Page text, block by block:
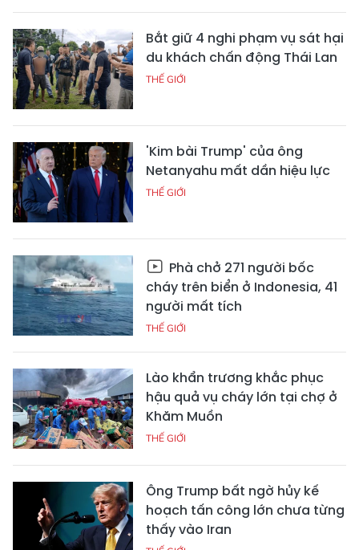
Bắt giữ 4 nghi phạm vụ sát hại
du khách chấn động Thái Lan
THẾ GIỚI
'Kim bài Trump' của ông
Netanyahu mất dần hiệu lực
THẾ GIỚI
Phà chở 271 người bốc
cháy trên biển ở Indonesia, 41
người mất tích
THẾ GIỚI
Lào khẩn trương khắc phục
hậu quả vụ cháy lớn tại chợ ở
Khăm Muồn
THẾ GIỚI
Ông Trump bất ngờ hủy kế
hoạch tấn công lớn chưa từng
thấy vào Iran